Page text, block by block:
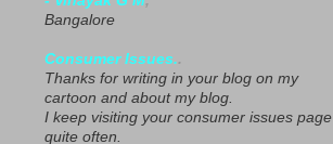
Bangalore
Consumer Issues..
Thanks for writing in your blog on my
cartoon and about my blog.
I keep visiting your consumer issues page
quite often.